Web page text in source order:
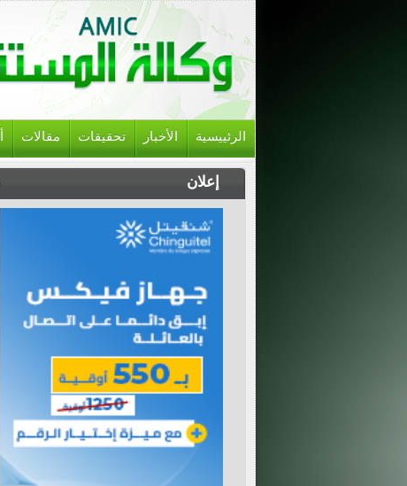
الرئييسية الأخبار تحقيقات مقالات
إعلان